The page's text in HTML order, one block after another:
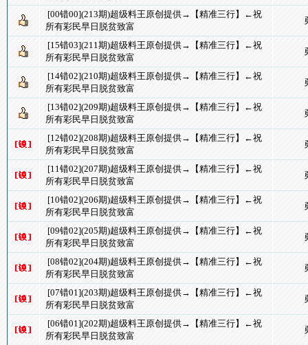
[00错00](213期)超级料王原创提供→【精准三行】←祝
所有彩民早日脱贫致富
[15错03](211期)超级料王原创提供→【精准三行】←祝
所有彩民早日脱贫致富
[14错02](210期)超级料王原创提供→【精准三行】←祝
所有彩民早日脱贫致富
[13错02](209期)超级料王原创提供→【精准三行】←祝
所有彩民早日脱贫致富
[12错02](208期)超级料王原创提供→【精准三行】←祝
所有彩民早日脱贫致富
[11错02](207期)超级料王原创提供→【精准三行】←祝
所有彩民早日脱贫致富
[10错02](206期)超级料王原创提供→【精准三行】←祝
所有彩民早日脱贫致富
[09错02](205期)超级料王原创提供→【精准三行】←祝
所有彩民早日脱贫致富
[08错02](204期)超级料王原创提供→【精准三行】←祝
所有彩民早日脱贫致富
[07错01](203期)超级料王原创提供→【精准三行】←祝
所有彩民早日脱贫致富
[06错01](202期)超级料王原创提供→【精准三行】←祝
所有彩民早日脱贫致富